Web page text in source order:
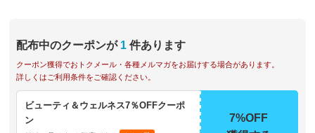
配布中のクーポンが 1 件あります
クーポン獲得でおトクメール・各種メルマガをお届けする場合があります。
詳しくはご利用条件をご確認ください。
ビューティ＆ウェルネス7％OFFクーポ
ン
7%OFF